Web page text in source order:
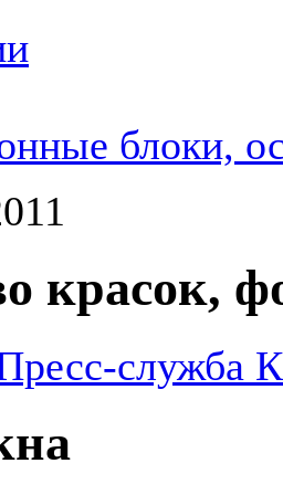
блоки,
красок,
служба